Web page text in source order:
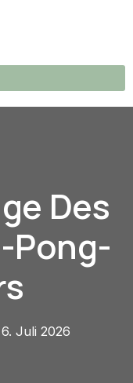
Des
Pong-
6. Juli 2026